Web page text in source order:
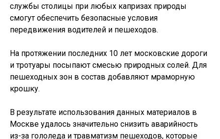
службы столицы при любых капризах природы
смогут обеспечить безопасные условия
передвижения водителей и пешеходов.
На протяжении последних 10 лет московские дороги
и тротуары посыпают смесью природных солей. Для
пешеходных зон в состав добавляют мраморную
крошку.
В результате использования данных материалов в
Москве удалось значительно снизить аварийность
из-за гололеда и травматизм пешеходов, которые